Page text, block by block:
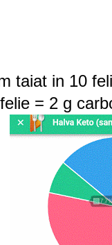
taiat in 10
= 2 g